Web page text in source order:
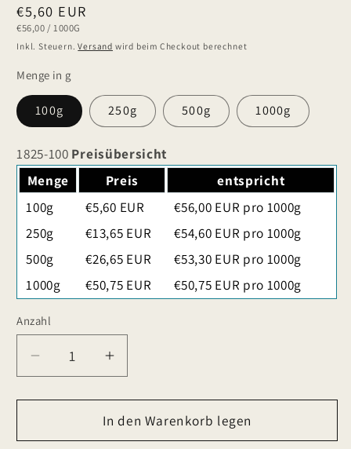
Normaler
Preis
€5,60 EUR
GRUNDPREIS
€56,00 / PRO
1000G
Inkl. Steuern.Versand wird beim Checkout berechnet
Menge in g
100g 250g 500g 1000g
1825-100 Preisübersicht
Menge
Preis
entspricht
100g
€5,60 EUR
€56,00 EUR pro 1000g
250g
€13,65 EUR
€54,60 EUR pro 1000g
500g
€26,65 EUR
€53,30 EUR pro 1000g
1000g
€50,75 EUR €50,75 EUR pro 1000g
Anzahl
Verringere
die
Menge
White
Erhöhe
die
Menge
für
White
In den Warenkorb legen